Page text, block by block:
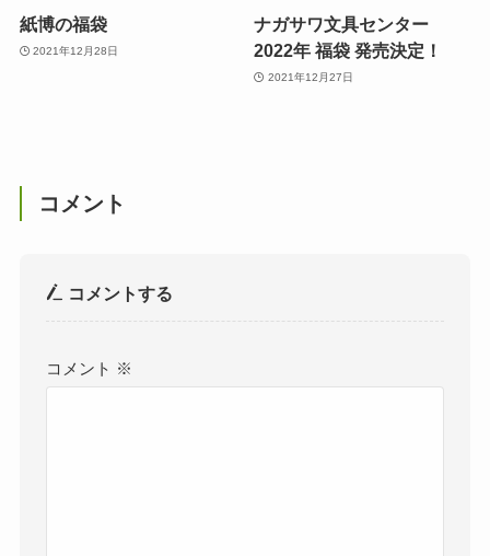
紙博の福袋
2021年12月28日
ナガサワ文具センター
2022年 福袋 発売決定！
2021年12月27日
コメント
コメントする
コメント ※